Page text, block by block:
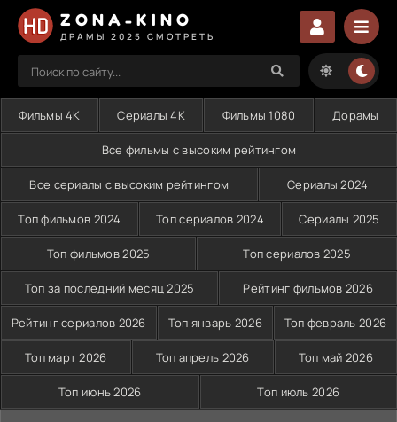
ZONA-KINO
ДРАМЫ 2025 СМОТРЕТЬ
Фильмы 4K Сериалы 4K Фильмы 1080 Дорамы
Все фильмы с высоким рейтингом
Все сериалы с высоким рейтингом Сериалы 2024
Топ фильмов 2024 Топ сериалов 2024 Сериалы 2025
Топ фильмов 2025 Топ сериалов 2025
Топ за последний месяц 2025 Рейтинг фильмов 2026
Рейтинг сериалов 2026 Топ январь 2026 Топ февраль 2026
Топ март 2026 Топ апрель 2026 Топ май 2026
Топ июнь 2026 Топ июль 2026